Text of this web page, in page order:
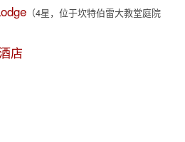
（4星，位于坎特伯雷大教堂庭院
店